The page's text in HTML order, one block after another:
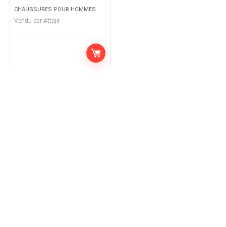
CHAUSSURES POUR HOMMES
Vendu par Attajir